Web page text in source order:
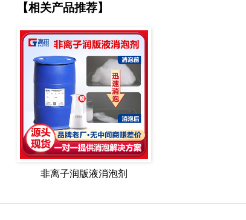
【相关产品推荐】
非离子润版液消泡剂